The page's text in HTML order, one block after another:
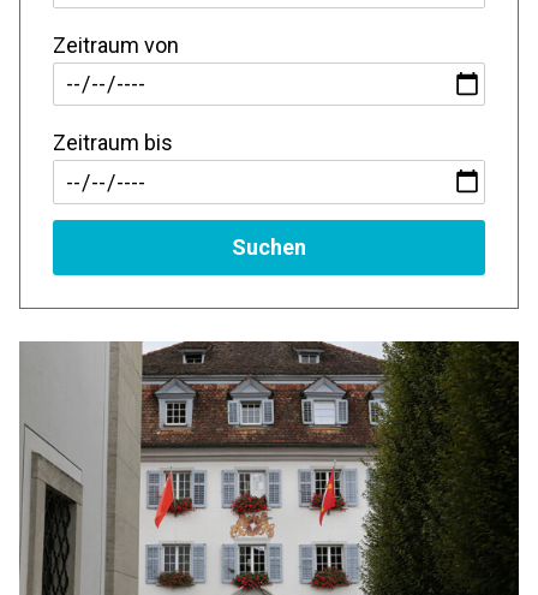
Zeitraum von
Zeitraum bis
Suchen